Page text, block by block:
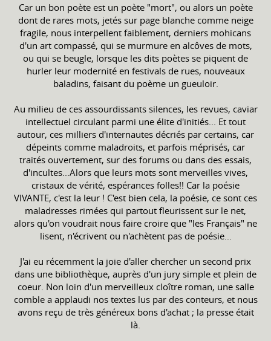
Car un bon poète est un poète "mort", ou alors un poète
dont de rares mots, jetés sur page blanche comme neige
fragile, nous interpellent faiblement, derniers mohicans
d'un art compassé, qui se murmure en alcôves de mots,
ou qui se beugle, lorsque les dits poètes se piquent de
hurler leur modernité en festivals de rues, nouveaux
baladins, faisant du poème un gueuloir.
Au milieu de ces assourdissants silences, les revues, caviar
intellectuel circulant parmi une élite d'initiés... Et tout
autour, ces milliers d'internautes décriés par certains, car
dépeints comme maladroits, et parfois méprisés, car
traités ouvertement, sur des forums ou dans des essais,
d'incultes...Alors que leurs mots sont merveilles vives,
cristaux de vérité, espérances folles!! Car la poésie
VIVANTE, c'est la leur ! C'est bien cela, la poésie, ce sont ces
maladresses rimées qui partout fleurissent sur le net,
alors qu'on voudrait nous faire croire que "les Français" ne
lisent, n'écrivent ou n'achètent pas de poésie...
J'ai eu récemment la joie d'aller chercher un second prix
dans une bibliothèque, auprès d'un jury simple et plein de
coeur. Non loin d'un merveilleux cloître roman, une salle
comble a applaudi nos textes lus par des conteurs, et nous
avons reçu de très généreux bons d'achat ; la presse était
là.